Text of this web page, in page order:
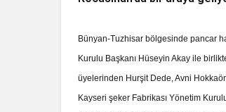
Bünyan-Tuzhisar bölgesinde pancar
Kurulu Başkanı Hüseyin Akay ile
üyelerinden Hurşit Dede, Avni
Kayseri şeker Fabrikası Yönetim